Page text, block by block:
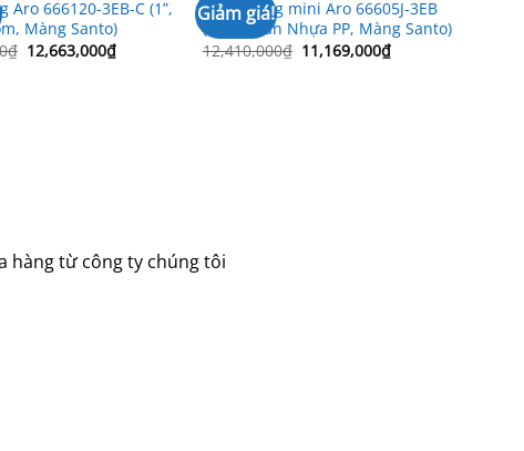
Aro 666120-3EB-C (1”,
Màng Santo)
₫ Giá
gốc
12,663,000₫Giá
hiện
Giảm giá!
Bơm màng mini Aro 66605J-3EB
(1/2”, Thân Nhựa PP, Màng Santo)
12,410,000₫ Giá
gốc
11,169,000₫Giá
hiện
hàng từ công ty chúng tôi